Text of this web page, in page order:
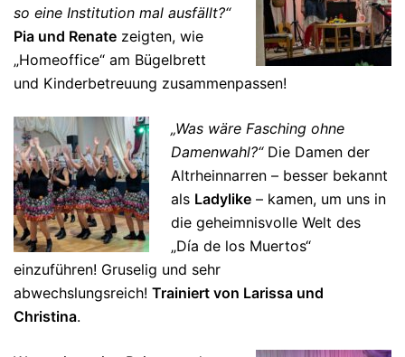
so eine Institution mal ausfällt?“
Pia und Renate zeigten, wie
„Homeoffice“ am Bügelbrett
und Kinderbetreuung zusammenpassen!
„Was wäre Fasching ohne
Damenwahl?“ Die Damen der
Altrheinnarren – besser bekannt
als Ladylike – kamen, um uns in
die geheimnisvolle Welt des
„Día de los Muertos“
einzuführen! Gruselig und sehr
abwechslungsreich! Trainiert von Larissa und
Christina.